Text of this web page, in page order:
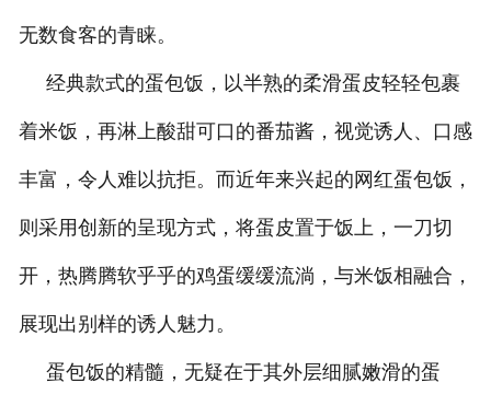
无数食客的青睐。
经典款式的蛋包饭，以半熟的柔滑蛋皮轻轻包裹
着米饭，再淋上酸甜可口的番茄酱，视觉诱人、口感
丰富，令人难以抗拒。而近年来兴起的网红蛋包饭，
则采用创新的呈现方式，将蛋皮置于饭上，一刀切
开，热腾腾软乎乎的鸡蛋缓缓流淌，与米饭相融合，
展现出别样的诱人魅力。
蛋包饭的精髓，无疑在于其外层细腻嫩滑的蛋